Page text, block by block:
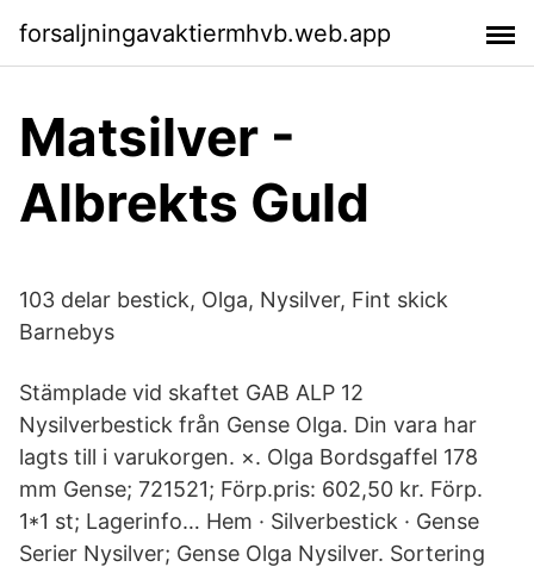
forsaljningavaktiermhvb.web.app
Matsilver -
Albrekts Guld
103 delar bestick, Olga, Nysilver, Fint skick
Barnebys
Stämplade vid skaftet GAB ALP 12
Nysilverbestick från Gense Olga. Din vara har
lagts till i varukorgen. ×. Olga Bordsgaffel 178
mm Gense; 721521; Förp.pris: 602,50 kr. Förp.
1*1 st; Lagerinfo… Hem · Silverbestick · Gense
Serier Nysilver; Gense Olga Nysilver. Sortering